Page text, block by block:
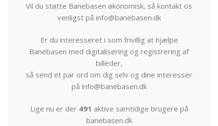
Vil du støtte Banebasen økonomisk, så kontakt os
venligst på info@banebasen.dk
Er du interesseret i som frivillig at hjælpe
Banebasen med digitalisering og registrering af
billeder,
så send et par ord om dig selv og dine interesser
på info@banebasen.dk
Lige nu er der 491 aktive samtidige brugere på
banebasen.dk